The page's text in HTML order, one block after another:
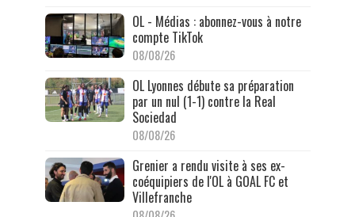
OL - Médias : abonnez-vous à notre
compte TikTok
08/08/26
OL Lyonnes débute sa préparation
par un nul (1-1) contre la Real
Sociedad
08/08/26
Grenier a rendu visite à ses ex-
coéquipiers de l'OL à GOAL FC et
Villefranche